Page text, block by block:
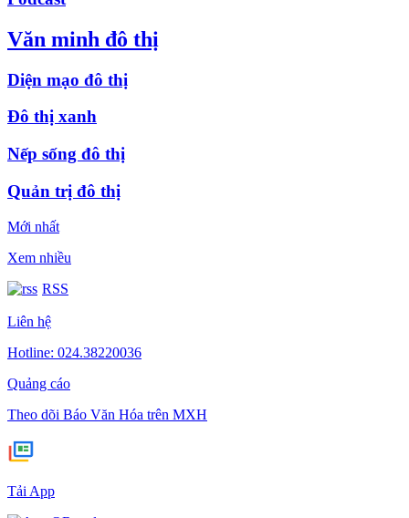
Văn minh đô thị
Diện mạo đô thị
Đô thị xanh
Nếp sống đô thị
Quản trị đô thị
Mới nhất
Xem nhiều
RSS
Liên hệ
Hotline: 024.38220036
Quảng cáo
Theo dõi Báo Văn Hóa trên MXH
Tải App